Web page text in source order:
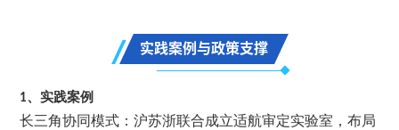
实践案例与政策支撑
1、实践案例
长三角协同模式：沪苏浙联合成立适航审定实验室，布局